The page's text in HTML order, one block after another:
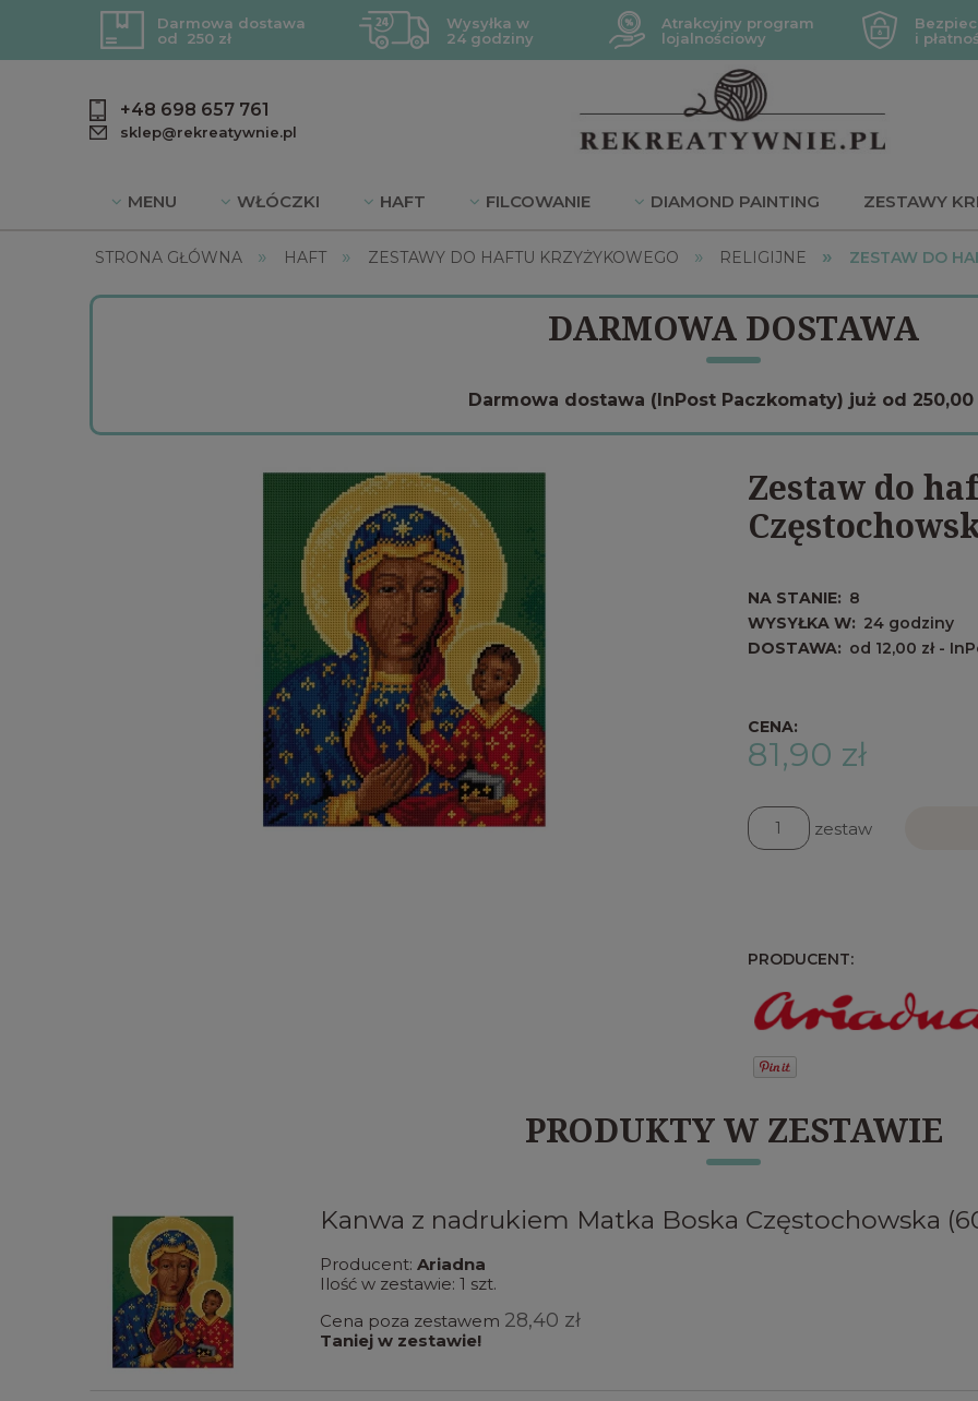
Darmowa dostawa
od 250 zł
Wysyłka w
24 godziny
Atrakcyjny program
lojalnościowy
i
+48 698 657 761
sklep@rekreatywnie.pl
MENU WŁÓCZKI HAFT FILCOWANIE DIAMOND PAINTING ZESTAWY
BLOG DZIEWIARSTWO PROMOCJE
STRONA GŁÓWNA » HAFT » ZESTAWY DO HAFTU KRZYŻYKOWEGO » RELIGIJNE » ZESTAW DO
DARMOWA DOSTAWA
Darmowa dostawa (InPost Paczkomaty) już od 250,00
Zestaw do
NA STANIE: 8
WYSYŁKA W: 24 godziny
DOSTAWA: od 12,00 zł -
CENA:
81,90 zł
zestaw
PRODUCENT:
PRODUKTY W ZESTAWIE
Kanwa z nadrukiem Matka Boska Częstochowska
Producent:Ariadna
Ilość w zestawie:1 szt.
Cena poza zestawem 28,40 zł
Taniej w zestawie!